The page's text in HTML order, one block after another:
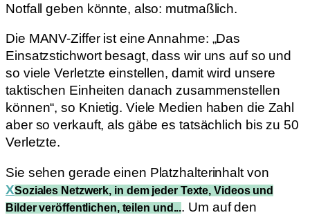
Notfall geben könnte, also: mutmaßlich.
Die MANV-Ziffer ist eine Annahme: „Das
Einsatzstichwort besagt, dass wir uns auf so und
so viele Verletzte einstellen, damit wird unsere
taktischen Einheiten danach zusammenstellen
können“, so Knietig. Viele Medien haben die Zahl
aber so verkauft, als gäbe es tatsächlich bis zu 50
Verletzte.
Sie sehen gerade einen Platzhalterinhalt von
XSoziales Netzwerk, in dem jeder Texte, Videos und
Bilder veröffentlichen, teilen und.... Um auf den